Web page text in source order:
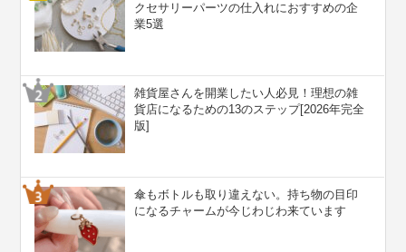
クセサリーパーツの仕入れにおすすめの企
業5選
雑貨屋さんを開業したい人必見！理想の雑
貨店になるための13のステップ[2026年完全
版]
傘もボトルも取り違えない。持ち物の目印
になるチャームが今じわじわ来ています